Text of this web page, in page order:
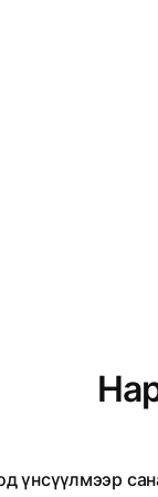
үнсүүлмээр